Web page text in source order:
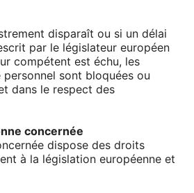
disparaît ou si un délai
par le législateur européen
compétent est échu, les
sont bloquées ou
dans le respect des
concernée
dispose des droits
à la législation européenne et